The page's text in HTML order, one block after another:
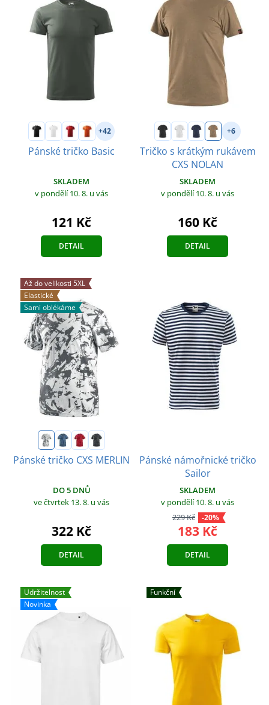
+42
Pánské tričko Basic
SKLADEM
v pondělí 10. 8. u vás
121 Kč
DETAIL
+6
Tričko s krátkým rukávem
CXS NOLAN
SKLADEM
v pondělí 10. 8. u vás
160 Kč
DETAIL
Až do velikosti 5XL
Elastické
Sami oblékáme
Pánské tričko CXS MERLIN
DO 5 DNŮ
ve čtvrtek 13. 8. u vás
322 Kč
DETAIL
Pánské námořnické tričko
Sailor
SKLADEM
v pondělí 10. 8. u vás
229 Kč
-20%
183 Kč
DETAIL
Udržitelnost
Novinka
Funkční